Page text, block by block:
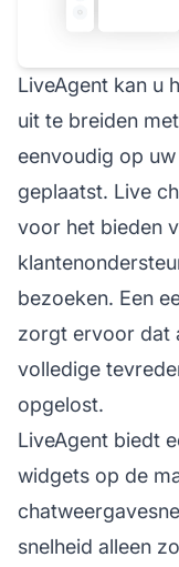
LiveAgent kan u
uit te breiden
eenvoudig op
geplaatst. Live
voor het bieden
bezoeken. Een
zorgt ervoor dat
volledige
opgelost.
LiveAgent biedt
widgets op de
snelheid alleen